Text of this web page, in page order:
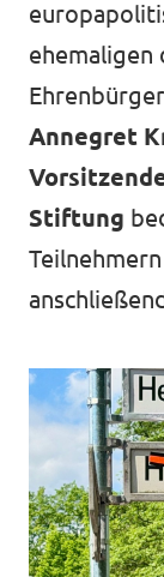
ehemaligen
Annegret
Stiftung